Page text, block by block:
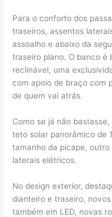
Para o conforto dos
traseiros, assentos
assoalho e abaixo da
traseiro plano. O banco
reclinável, uma
com apoio de braço com
de quem vai atrás.
Como se já não
teto solar panorâmico de
tamanho da picape,
laterais elétricos.
No design exterior,
dianteiro e traseiro,
também em LED, novas